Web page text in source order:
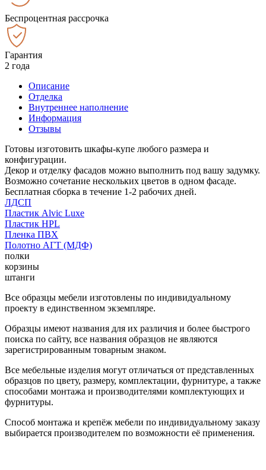
Беспроцентная рассрочка
Гарантия
2 года
Описание
Отделка
Внутреннее наполнение
Информация
Отзывы
Готовы изготовить шкафы-купе любого размера и
конфигурации.
Декор и отделку фасадов можно выполнить под вашу задумку.
Возможно сочетание нескольких цветов в одном фасаде.
Бесплатная сборка в течение 1-2 рабочих дней.
ЛДСП
Пластик Alvic Luxe
Пластик HPL
Пленка ПВХ
Полотно АГТ (МДФ)
полки
корзины
штанги
Все образцы мебели изготовлены по индивидуальному
проекту в единственном экземпляре.
Образцы имеют названия для их различия и более быстрого
поиска по сайту, все названия образцов не являются
зарегистрированным товарным знаком.
Все мебельные изделия могут отличаться от представленных
образцов по цвету, размеру, комплектации, фурнитуре, а также
способами монтажа и производителями комплектующих и
фурнитуры.
Способ монтажа и крепёж мебели по индивидуальному заказу
выбирается производителем по возможности её применения.